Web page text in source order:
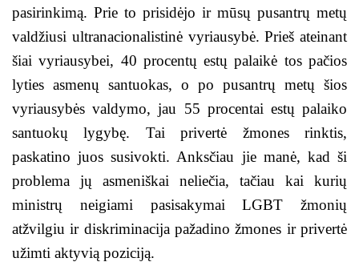
pasirinkimą. Prie to prisidėjo ir mūsų pusantrų metų
valdžiusi ultranacionalistinė vyriausybė. Prieš ateinant
šiai vyriausybei, 40 procentų estų palaikė tos pačios
lyties asmenų santuokas, o po pusantrų metų šios
vyriausybės valdymo, jau 55 procentai estų palaiko
santuokų lygybę. Tai privertė žmones rinktis,
paskatino juos susivokti. Anksčiau jie manė, kad ši
problema jų asmeniškai neliečia, tačiau kai kurių
ministrų neigiami pasisakymai LGBT žmonių
atžvilgiu ir diskriminacija pažadino žmones ir privertė
užimti aktyvią poziciją.